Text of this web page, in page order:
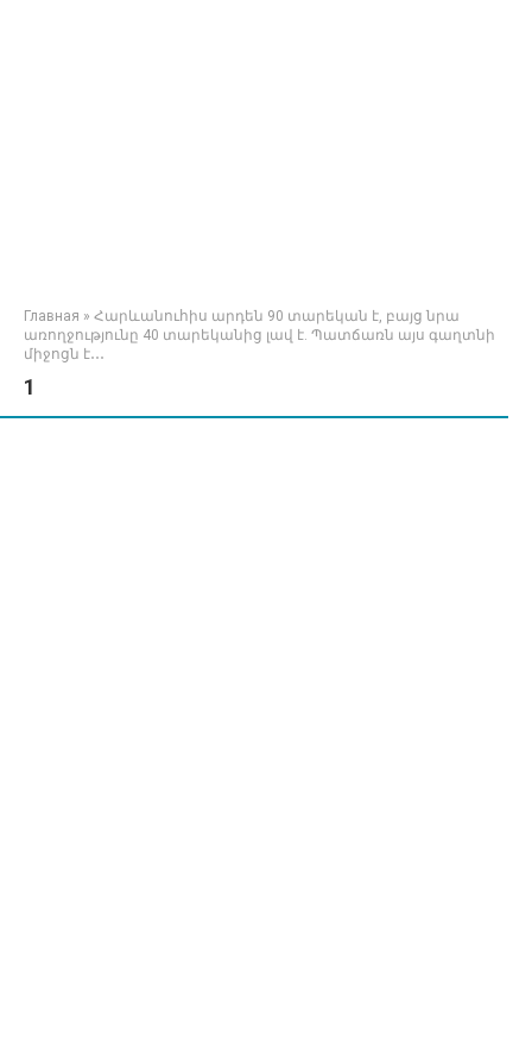
Главная » Հարևանուհիս արդեն 90 տարեկան է, բայց նրա
առողջությունը 40 տարեկանից լավ է. Պատճառն այս գաղտնի
միջոցն է․․․
1